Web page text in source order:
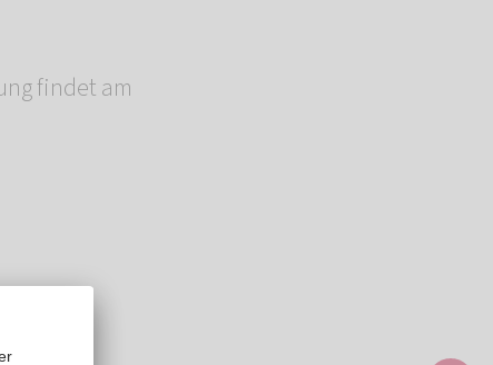
findet am